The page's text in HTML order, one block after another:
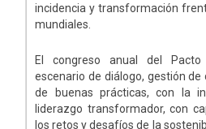
incidencia y transformación
mundiales.
El congreso anual del
escenario de diálogo, gestión
de buenas prácticas, con la
liderazgo transformador, con
los retos y desafíos de la